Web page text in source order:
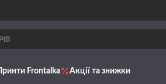
Принти Frontalka Акції та знижки